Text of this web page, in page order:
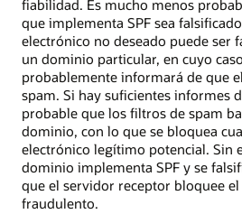
fiabilidad. Es mucho menos
que implementa SPF sea
electrónico no deseado puede ser
un dominio particular, en cuyo
probablemente informará de que
spam. Si hay suficientes informes
probable que los filtros de spam
dominio, con lo que se bloquea
electrónico legítimo potencial. Sin
dominio implementa SPF y se
que el servidor receptor bloquee
fraudulento.